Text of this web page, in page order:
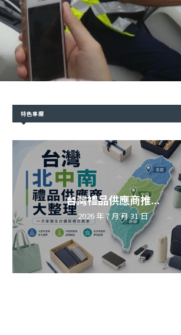
特色專欄
台灣禮品供應商推...
2026 年 7 月 月 31 日